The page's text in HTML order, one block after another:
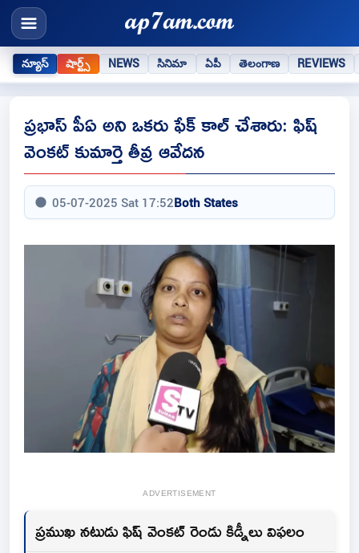
న్యూస్ షార్ట్స్ NEWS సినిమా ఏపీ తెలంగాణ REVIEWS
ప్రభాస్ పీఏ అని ఒకరు ఫేక్ కాల్ చేశారు: ఫిష్
వెంకట్ కుమార్తె తీవ్ర ఆవేదన
05-07-2025 Sat 17:52Both States
ADVERTISEMENT
ప్రముఖ నటుడు ఫిష్ వెంకట్ రెండు కిడ్నీలు విఫలం